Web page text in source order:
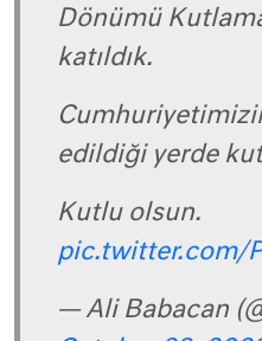
Dönümü
katıldık.
edildiği yerde
Kutlu olsun.
pic.twitter.com/
— Ali Babacan